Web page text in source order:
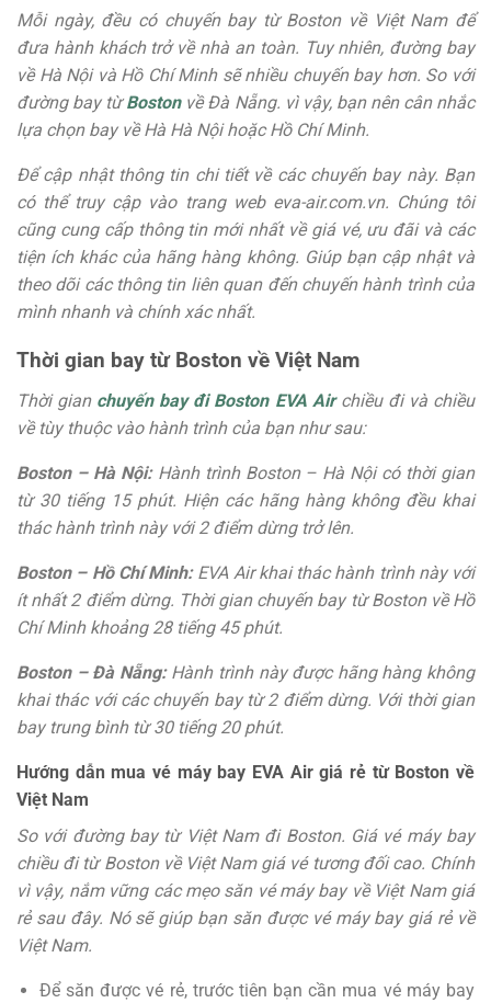
Mỗi ngày, đều có chuyến bay từ Boston về Việt Nam để
đưa hành khách trở về nhà an toàn. Tuy nhiên, đường bay
về Hà Nội và Hồ Chí Minh sẽ nhiều chuyến bay hơn. So với
đường bay từBostonvề Đà Nẵng. vì vậy, bạn nên cân nhắc
lựa chọn bay về Hà Hà Nội hoặc Hồ Chí Minh.
Để cập nhật thông tin chi tiết về các chuyến bay này. Bạn
có thể truy cập vào trang web eva-air.com.vn. Chúng tôi
cũng cung cấp thông tin mới nhất về giá vé, ưu đãi và các
tiện ích khác của hãng hàng không. Giúp bạn cập nhật và
theo dõi các thông tin liên quan đến chuyến hành trình của
mình nhanh và chính xác nhất.
Thời gian bay từ Boston về Việt Nam
Thời gian chuyến bay đi Boston EVA Airchiều đi và chiều
về tùy thuộc vào hành trình của bạn như sau:
Boston – Hà Nội: Hành trình Boston – Hà Nội có thời gian
từ 30 tiếng 15 phút. Hiện các hãng hàng không đều khai
thác hành trình này với 2 điểm dừng trở lên.
Boston – Hồ Chí Minh: EVA Air khai thác hành trình này với
ít nhất 2 điểm dừng. Thời gian chuyến bay từ Boston về Hồ
Chí Minh khoảng 28 tiếng 45 phút.
Boston – Đà Nẵng:Hành trình này được hãng hàng không
khai thác với các chuyến bay từ 2 điểm dừng. Với thời gian
bay trung bình từ 30 tiếng 20 phút.
Hướng dẫn mua vé máy bay EVA Air giá rẻ từ Boston về
Việt Nam
So với đường bay từ Việt Nam đi Boston. Giá vé máy bay
chiều đi từ Boston về Việt Nam giá vé tương đối cao. Chính
vì vậy, nắm vững các mẹo săn vé máy bay về Việt Nam giá
rẻ sau đây. Nó sẽ giúp bạn săn được vé máy bay giá rẻ về
Việt Nam.
Để săn được vé rẻ, trước tiên bạn cần mua vé máy bay